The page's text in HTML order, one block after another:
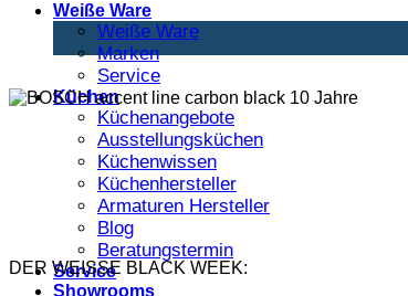
Weiße Ware
Weiße Ware
Marken
Service
Küchen
Küchenangebote
Ausstellungsküchen
Küchenwissen
Küchenhersteller
Armaturen Hersteller
Blog
Beratungstermin
Service
Showrooms
DER WEISSE BLACK WEEK: